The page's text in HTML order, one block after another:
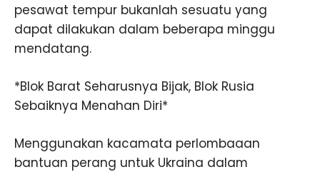
pesawat tempur bukanlah sesuatu yang
dapat dilakukan dalam beberapa minggu
mendatang.
*Blok Barat Seharusnya Bijak, Blok Rusia
Sebaiknya Menahan Diri*
Menggunakan kacamata perlombaaan
bantuan perang untuk Ukraina dalam